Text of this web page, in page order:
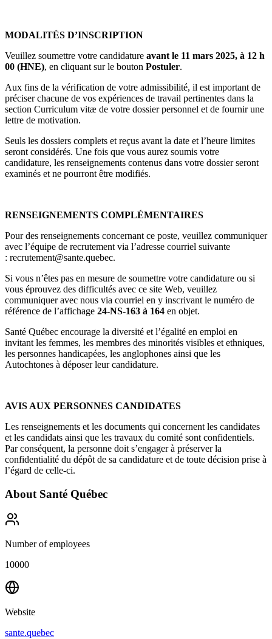
MODALITÉS D’INSCRIPTION
Veuillez soumettre votre candidature avant le 11 mars 2025, à 12 h
00 (HNE), en cliquant sur le bouton Postuler.
Aux fins de la vérification de votre admissibilité, il est important de
préciser chacune de vos expériences de travail pertinentes dans la
section Curriculum vitæ de votre dossier personnel et de fournir une
lettre de motivation.
Seuls les dossiers complets et reçus avant la date et l’heure limites
seront considérés. Une fois que vous aurez soumis votre
candidature, les renseignements contenus dans votre dossier seront
examinés et ne pourront être modifiés.
RENSEIGNEMENTS COMPLÉMENTAIRES
Pour des renseignements concernant ce poste, veuillez communiquer
avec l’équipe de recrutement via l’adresse courriel suivante
: recrutement@sante.quebec.
Si vous n’êtes pas en mesure de soumettre votre candidature ou si
vous éprouvez des difficultés avec ce site Web, veuillez
communiquer avec nous via courriel en y inscrivant le numéro de
référence de l’affichage 24-NS-163 à 164 en objet.
Santé Québec encourage la diversité et l’égalité en emploi en
invitant les femmes, les membres des minorités visibles et ethniques,
les personnes handicapées, les anglophones ainsi que les
Autochtones à déposer leur candidature.
AVIS AUX PERSONNES CANDIDATES
Les renseignements et les documents qui concernent les candidates
et les candidats ainsi que les travaux du comité sont confidentiels.
Par conséquent, la personne doit s’engager à préserver la
confidentialité du dépôt de sa candidature et de toute décision prise à
l’égard de celle-ci.
About Santé Québec
Number of employees
10000
Website
sante.quebec